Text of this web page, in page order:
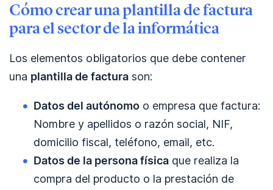
Cómo crear una plantilla de factura
para el sector de la informática
Los elementos obligatorios que debe contener
una plantilla de factura son:
Datos del autónomo o empresa que factura:
Nombre y apellidos o razón social, NIF,
domicilio fiscal, teléfono, email, etc.
Datos de la persona física que realiza la
compra del producto o la prestación de